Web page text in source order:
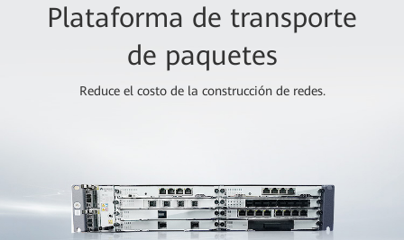
Plataforma de transporte
de paquetes
Reduce el costo de la construcción de redes.